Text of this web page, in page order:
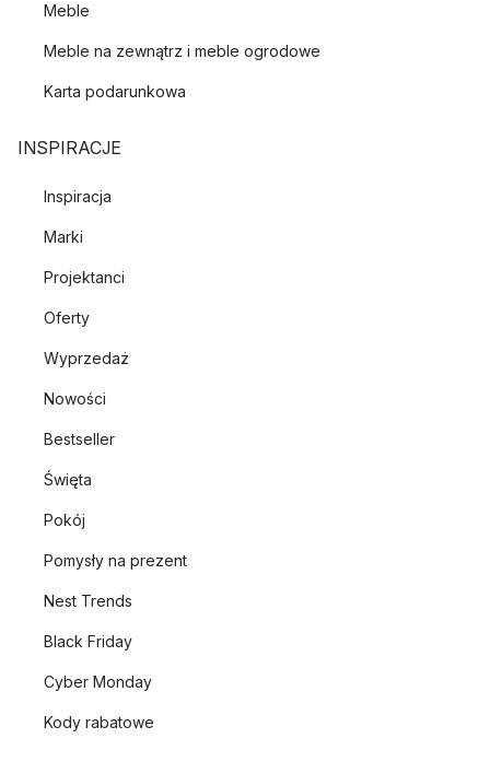
Meble
Meble na zewnątrz i meble ogrodowe
Karta podarunkowa
INSPIRACJE
Inspiracja
Marki
Projektanci
Oferty
Wyprzedaż
Nowości
Bestseller
Święta
Pokój
Pomysły na prezent
Nest Trends
Black Friday
Cyber Monday
Kody rabatowe